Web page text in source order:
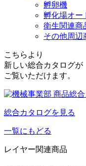
孵卵機
孵化場オー
衛生関連商
その他周辺
こちらより
新しい総合カタログが
ご覧いただけます。
総合カタログを見る
一覧にもどる
レイヤー関連商品